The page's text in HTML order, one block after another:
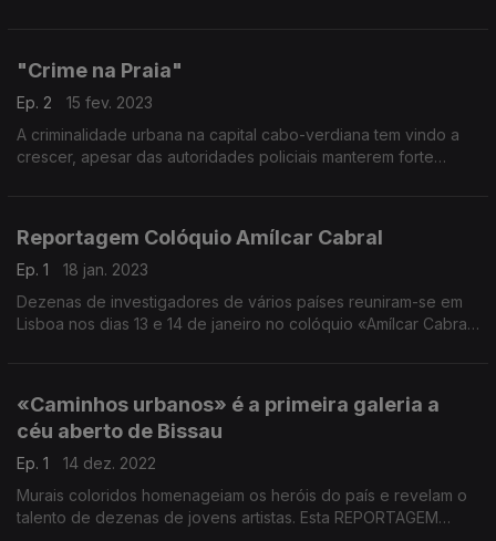
"Crime na Praia"
Ep. 2
15 fev. 2023
A criminalidade urbana na capital cabo-verdiana tem vindo a
crescer, apesar das autoridades policiais manterem forte
Reportagem Colóquio Amílcar Cabral
Ep. 1
18 jan. 2023
Dezenas de investigadores de vários países reuniram-se em
Lisboa nos dias 13 e 14 de janeiro no colóquio «Amílcar Cabral
«Caminhos urbanos» é a primeira galeria a
céu aberto de Bissau
Ep. 1
14 dez. 2022
Murais coloridos homenageiam os heróis do país e revelam o
talento de dezenas de jovens artistas. Esta REPORTAGEM